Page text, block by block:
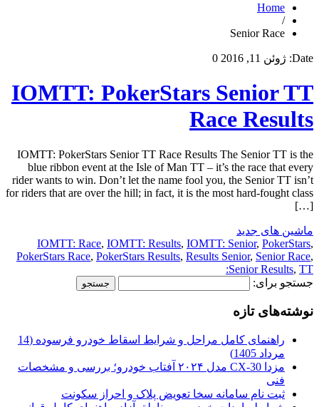
Home
/
Senior Race
Date: ژوئن 11, 2016 0
IOMTT: PokerStars Senior TT
Race Results
IOMTT: PokerStars Senior TT Race Results The Senior TT is the
blue ribbon event at the Isle of Man TT – it’s the race that every
rider wants to win. Don’t let the name fool you, the Senior TT isn’t
for riders that are over the hill; in fact, it is the most hard-fought class
[…]
ماشین های جدید
IOMTT: Race, IOMTT: Results, IOMTT: Senior, PokerStars,
PokerStars Race, PokerStars Results, Results Senior, Senior Race,
Senior Results, TT:
جستجو برای:
نوشته‌های تازه
راهنمای کامل مراحل و شرایط اسقاط خودرو فرسوده (14
مرداد 1405)
مزدا CX-30 مدل ۲۰۲۴ آفتاب خودرو؛ بررسی و مشخصات
فنی
ثبت نام سامانه سخا تعویض پلاک و احراز سکونت